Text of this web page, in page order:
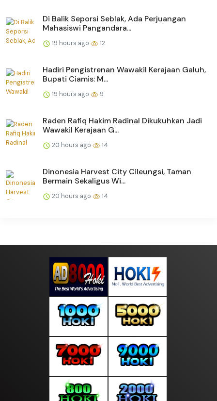
Di Balik Seporsi Seblak, Ada Perjuangan
Mahasiswi Pangandara...
19 hours ago 12
Hadiri Pengistrenan Wawakil Kerajaan Galuh,
Bupati Ciamis: M...
19 hours ago 9
Raden Rafiq Hakim Radinal Dikukuhkan Jadi
Wawakil Kerajaan G...
20 hours ago 14
Dinonesia Harvest City Cileungsi, Taman
Bermain Sekaligus Wi...
20 hours ago 14